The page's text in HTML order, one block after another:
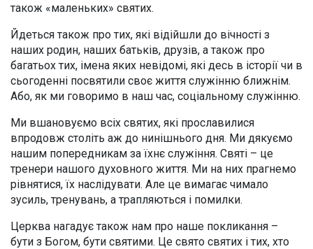
також «маленьких» святих.
Йдеться також про тих, які відійшли до вічності з
наших родин, наших батьків, друзів, а також про
багатьох тих, імена яких невідомі, які десь в історії чи в
сьогоденні посвятили своє життя служінню ближнім.
Або, як ми говоримо в наш час, соціальному служінню.
Ми вшановуємо всіх святих, які прославилися
впродовж століть аж до нинішнього дня. Ми дякуємо
нашим попередникам за їхнє служіння. Святі – це
тренери нашого духовного життя. Ми на них прагнемо
рівнятися, їх наслідувати. Але це вимагає чимало
зусиль, тренувань, а трапляються і помилки.
Церква нагадує також нам про наше покликання –
бути з Богом, бути святими. Це свято святих і тих, хто